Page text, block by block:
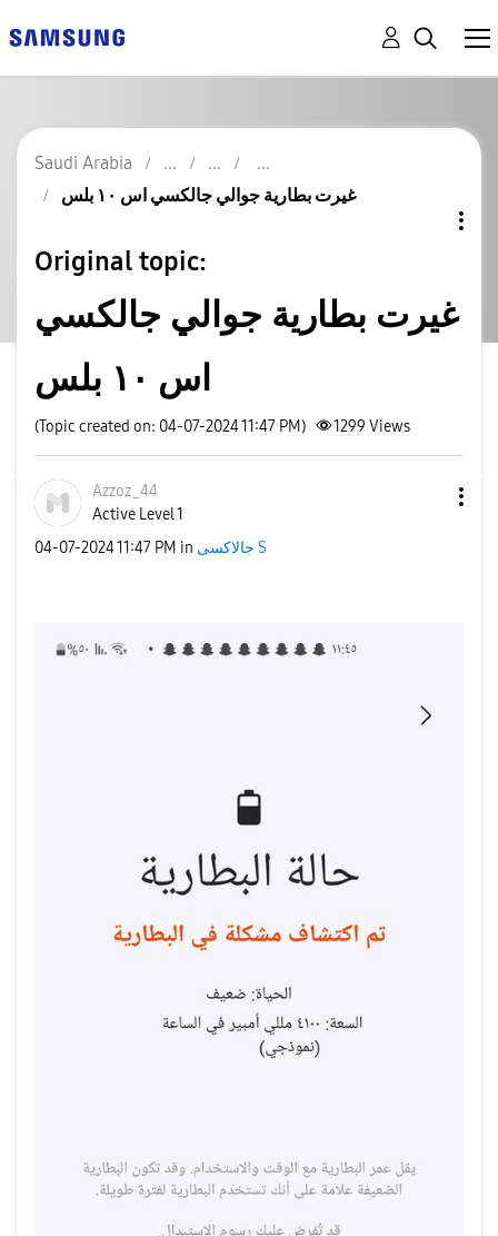
Saudi Arabia
غيرت بطارية جوالي جالكسي اس ١٠ بلس
Original topic:
غيرت بطارية جوالي جالكسي
اس ١٠ بلس
(Topic created on: 04-07-2024 11:47 PM) 1299 Views
Azzoz_44
Active Level 1
‎04-07-202411:47 PM in جالاكسى S